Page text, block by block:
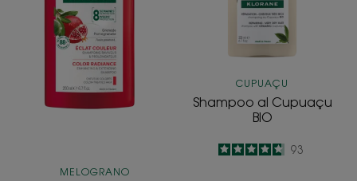
MELOGRANO
CUPUAÇU
Shampoo al Cupuaçu
BIO
4.8
/
5
93